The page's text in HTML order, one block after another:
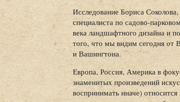
Исследование Бориса
специалиста по садово-
века ландшафтного дизайна и
того, что мы видим сегодня от
и Вашингтона.
Европа, Россия, Америка в
знаменитых произведений
воспринимать иначе)